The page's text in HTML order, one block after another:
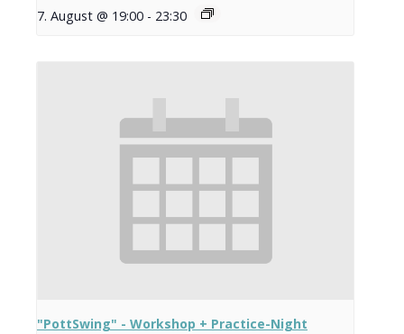
7. August @ 19:00 - 23:30
"PottSwing" - Workshop + Practice-Night